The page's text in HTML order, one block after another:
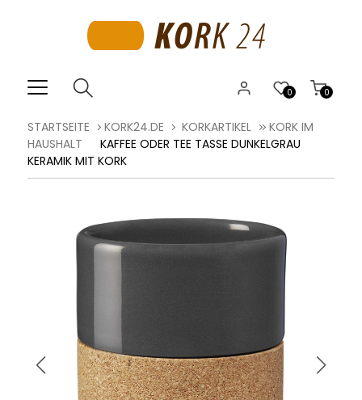
0
0
STARTSEITE KORK24.DE KORKARTIKEL
KORK IM
HAUSHALT
KAFFEE ODER TEE TASSE DUNKELGRAU
KERAMIK MIT KORK